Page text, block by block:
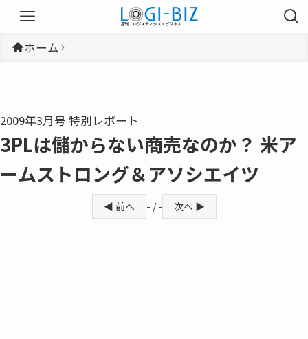
ホーム
2009年3月号 特別レポート
3PLは儲からない商売なのか？ 米ア
ームストロング＆アソシエイツ
◀ 前へ - / - 次へ ▶